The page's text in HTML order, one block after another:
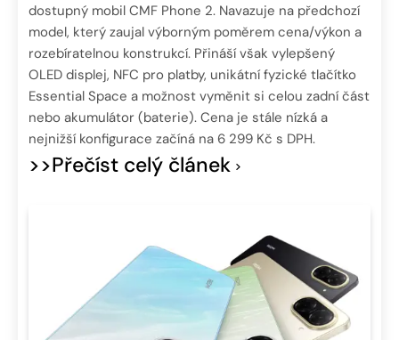
dostupný mobil CMF Phone 2. Navazuje na předchozí
model, který zaujal výborným poměrem cena/výkon a
rozebíratelnou konstrukcí. Přináší však vylepšený
OLED displej, NFC pro platby, unikátní fyzické tlačítko
Essential Space a možnost vyměnit si celou zadní část
nebo akumulátor (baterie). Cena je stále nízká a
nejnižší konfigurace začíná na 6 299 Kč s DPH.
>>Přečíst celý článek